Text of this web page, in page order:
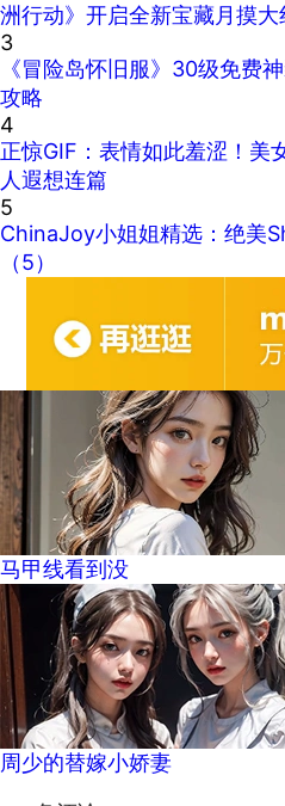
洲行动》开启全新宝藏月摸大
3
《冒险岛怀旧服》30级免费
攻略
4
正惊GIF：表情如此羞涩！美
人遐想连篇
5
ChinaJoy小姐姐精选：绝美
（5）
马甲线看到没
周少的替嫁小娇妻